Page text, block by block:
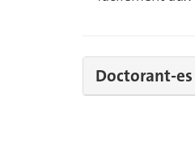
Doctorant-